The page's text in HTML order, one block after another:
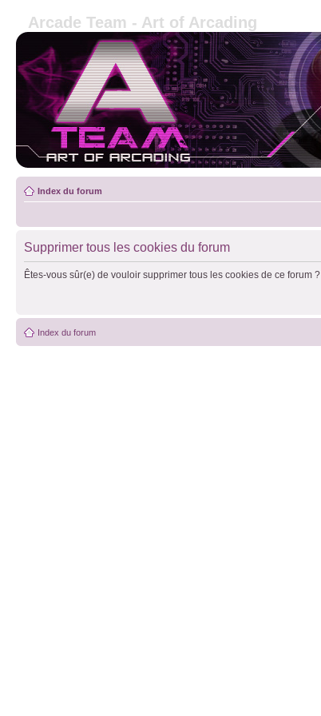
Arcade Team - Art of Arcading
Index du forum
Supprimer tous les cookies du forum
Êtes-vous sûr(e) de vouloir supprimer tous les cookies de ce forum ?
Index du forum